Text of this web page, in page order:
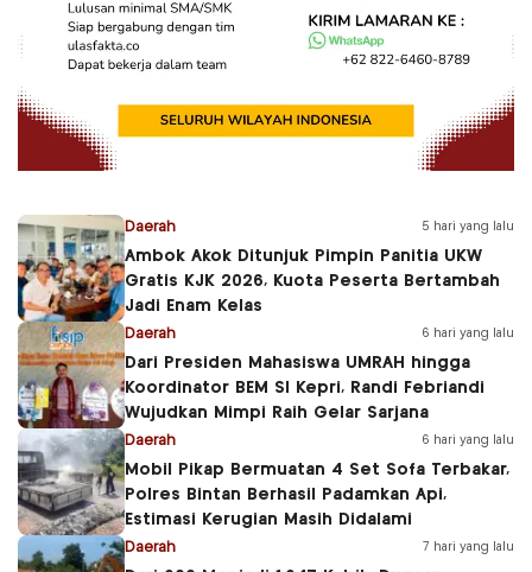
Daerah 5 hari yang lalu
Ambok Akok Ditunjuk Pimpin Panitia UKW
Gratis KJK 2026, Kuota Peserta Bertambah
Jadi Enam Kelas
Daerah 6 hari yang lalu
Dari Presiden Mahasiswa UMRAH hingga
Koordinator BEM SI Kepri, Randi Febriandi
Wujudkan Mimpi Raih Gelar Sarjana
Daerah 6 hari yang lalu
Mobil Pikap Bermuatan 4 Set Sofa Terbakar,
Polres Bintan Berhasil Padamkan Api,
Estimasi Kerugian Masih Didalami
Daerah 7 hari yang lalu